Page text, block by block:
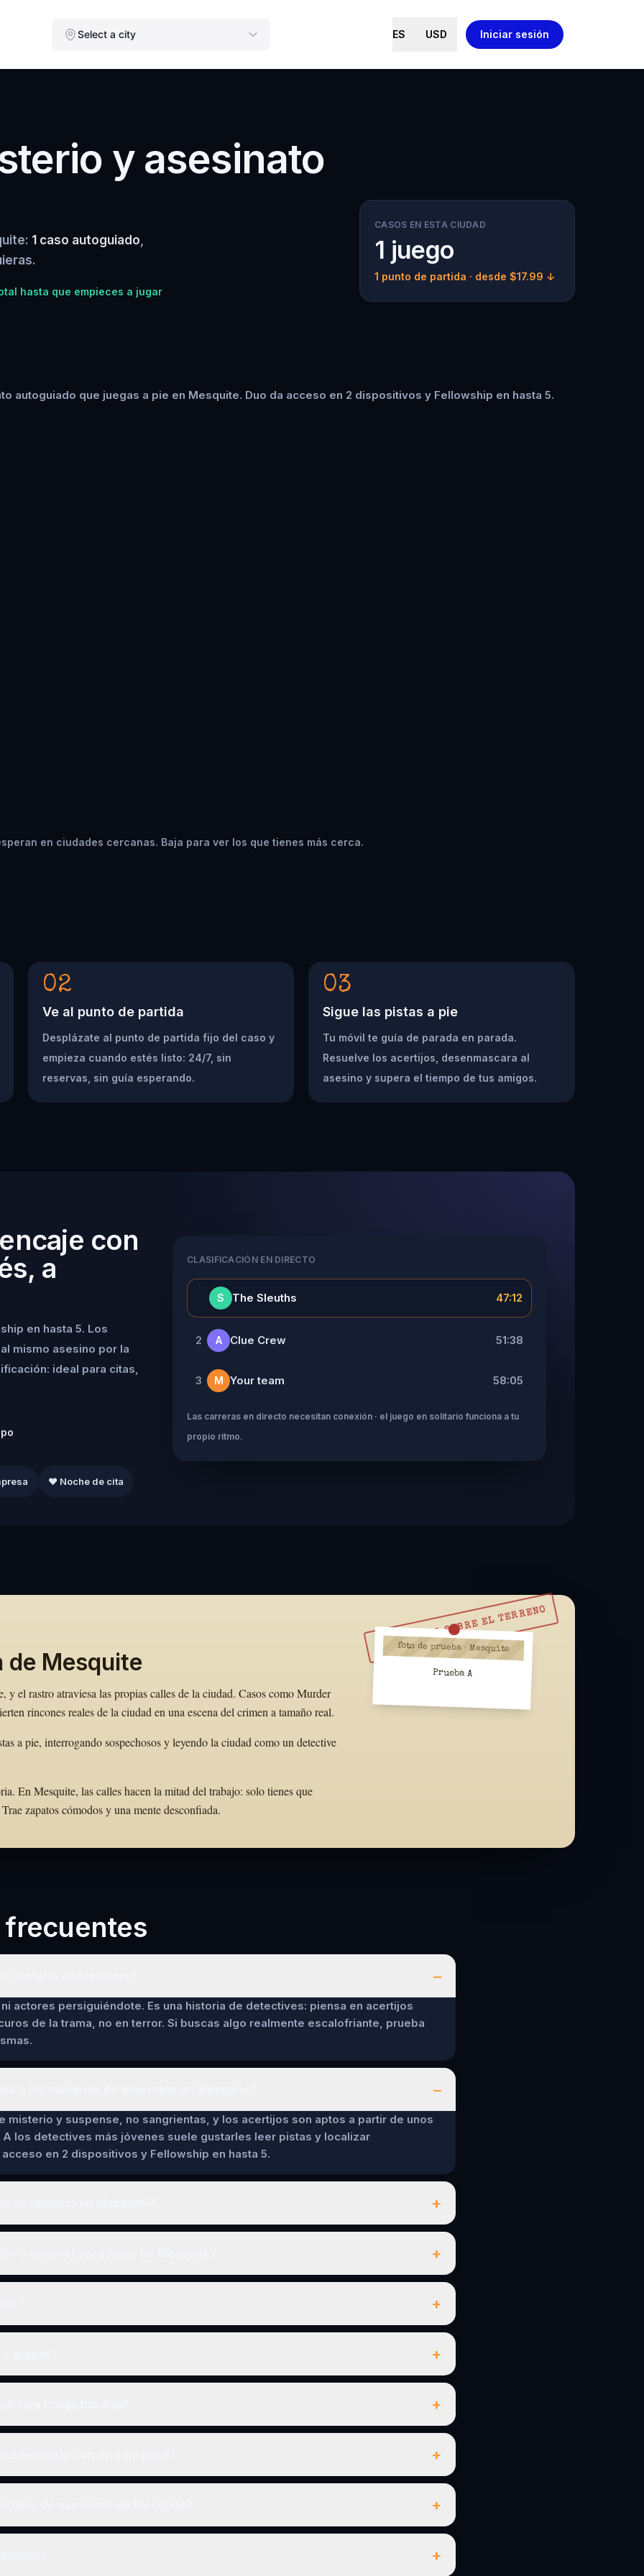
Select a city ES USD Iniciar sesión
y asesinato
1 caso autoguiado,
hasta que empieces a jugar
CASOS EN ESTA CIUDAD
1 juego
1 punto de partida · desde $17.99 ↓
autoguiado que juegas a pie en Mesquite. Duo da acceso en 2 dispositivos y Fellowship en hasta 5.
en ciudades cercanas. Baja para ver los que tienes más cerca.
02
Ve al punto de partida
Desplázate al punto de partida fijo del caso y
empieza cuando estés listo: 24/7, sin
reservas, sin guía esperando.
03
Sigue las pistas a pie
Tu móvil te guía de parada en parada.
Resuelve los acertijos, desenmascara al
asesino y supera el tiempo de tus amigos.
con
a
en hasta 5. Los
mismo asesino por la
ideal para citas,
❤️ Noche de cita
CLASIFICACIÓN EN DIRECTO
S The Sleuths 47:12
2 A Clue Crew 51:38
3 M Your team 58:05
Las carreras en directo necesitan conexión · el juego en solitario funciona a tu
propio ritmo.
RESUÉLVELO SOBRE EL TERRENO
de Mesquite
y el rastro atraviesa las propias calles de la ciudad. Casos como Murder
rincones reales de la ciudad en una escena del crimen a tamaño real.
a pie, interrogando sospechosos y leyendo la ciudad como un detective
En Mesquite, las calles hacen la mitad del trabajo: solo tienes que
zapatos cómodos y una mente desconfiada.
foto de prueba · Mesquite
Prueba A
frecuentes
–
actores persiguiéndote. Es una historia de detectives: piensa en acertijos
de la trama, no en terror. Si buscas algo realmente escalofriante, prueba
–
misterio y suspense, no sangrientas, y los acertijos son aptos a partir de unos
A los detectives más jóvenes suele gustarles leer pistas y localizar
en 2 dispositivos y Fellowship en hasta 5.
+
+
+
+
+
+
+
+